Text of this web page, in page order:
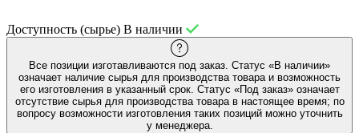
Доступность (сырье) В наличии
Все позиции изготавливаются под заказ. Статус «В наличии»
означает наличие сырья для производства товара и возможность
его изготовления в указанный срок. Статус «Под заказ» означает
отсутствие сырья для производства товара в настоящее время; по
вопросу возможности изготовления таких позиций можно уточнить
у менеджера.